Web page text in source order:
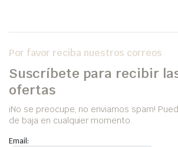
Por favor reciba nuestros correos
Suscríbete para recibir
ofertas
iNo se preocupe, no enviamos spam!
de baja en cualquier momento.
Email: